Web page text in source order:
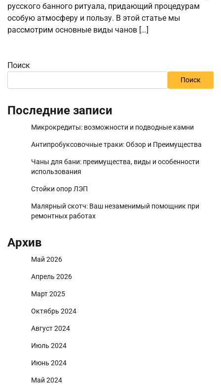
русского банного ритуала, придающий процедурам
особую атмосферу и пользу. В этой статье мы
рассмотрим основные виды чанов […]
Поиск
Поиск
Последние записи
Микрокредиты: возможности и подводные камни
Антипробуксовочные траки: Обзор и Преимущества
Чаны для бани: преимущества, виды и особенности
использования
Стойки опор ЛЭП
Малярный скотч: Ваш незаменимый помощник при
ремонтных работах
Архив
Май 2026
Апрель 2026
Март 2025
Октябрь 2024
Август 2024
Июль 2024
Июнь 2024
Май 2024